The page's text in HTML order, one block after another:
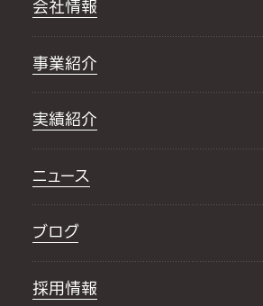
会社情報
事業紹介
実績紹介
ニュース
ブログ
採用情報